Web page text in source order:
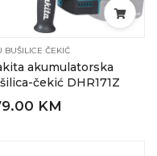
BUŠILICE ČEKIĆ
akumulatorska
čekić DHR171Z
KM